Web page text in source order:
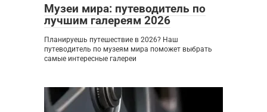
Музеи мира: путеводитель по
лучшим галереям 2026
Планируешь путешествие в 2026? Наш
путеводитель по музеям мира поможет выбрать
самые интересные галереи